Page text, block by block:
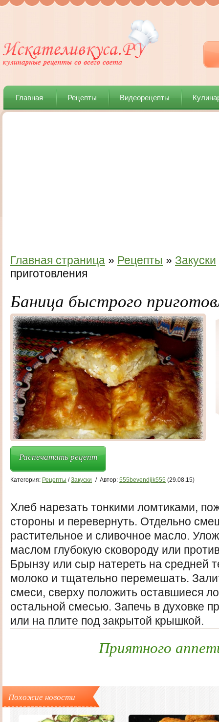
Главная Рецепты Видеорецепты
Главная страница » Рецепты » Закуски
приготовления
Баница быстрого
Распечатать рецепт
Категория: Рецепты /Закуски / Автор: 555bevendjik555 (29.08.15)
Хлеб нарезать тонкими ломтиками,
стороны и перевернуть. Отдельно
растительное и сливочное масло.
маслом глубокую сковороду или
Брынзу или сыр натереть на средней
молоко и тщательно перемешать.
смеси, сверху положить оставшиеся
остальной смесью. Запечь в духовке
или на плите под закрытой крышкой.
Приятного
Похожие новости